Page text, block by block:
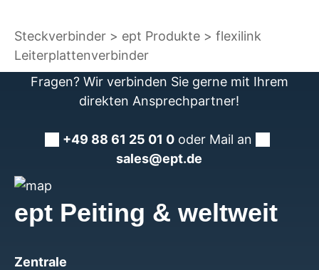
Steckverbinder ept Produkte
flexilink
Leiterplattenverbinder
Fragen? Wir verbinden Sie gerne mit Ihrem
direkten Ansprechpartner!
+49 88 61 25 01 0 oder Mail an
sales@ept.de
ept Peiting & weltweit
Zentrale